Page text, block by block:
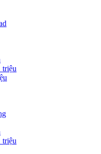
triệu
triệu